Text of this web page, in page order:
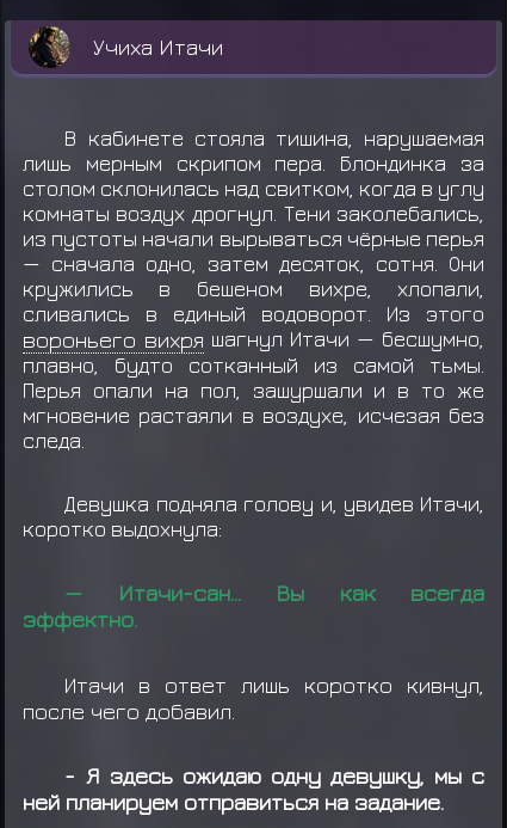
Учиха Итачи
В кабинете стояла тишина, нарушаемая
лишь мерным скрипом пера. Блондинка за
столом склонилась над свитком, когда в углу
комнаты воздух дрогнул. Тени заколебались,
из пустоты начали вырываться чёрные перья
— сначала одно, затем десяток, сотня. Они
кружились в бешеном вихре, хлопали,
сливались в единый водоворот. Из этого
вороньего вихря шагнул Итачи — бесшумно,
плавно, будто сотканный из самой тьмы.
Перья опали на пол, зашуршали и в то же
мгновение растаяли в воздухе, исчезая без
следа.
Девушка подняла голову и, увидев Итачи,
коротко выдохнула:
— Итачи-сан… Вы как всегда
эффектно.
Итачи в ответ лишь коротко кивнул,
после чего добавил.
- Я здесь ожидаю одну девушку, мы с
ней планируем отправиться на задание.